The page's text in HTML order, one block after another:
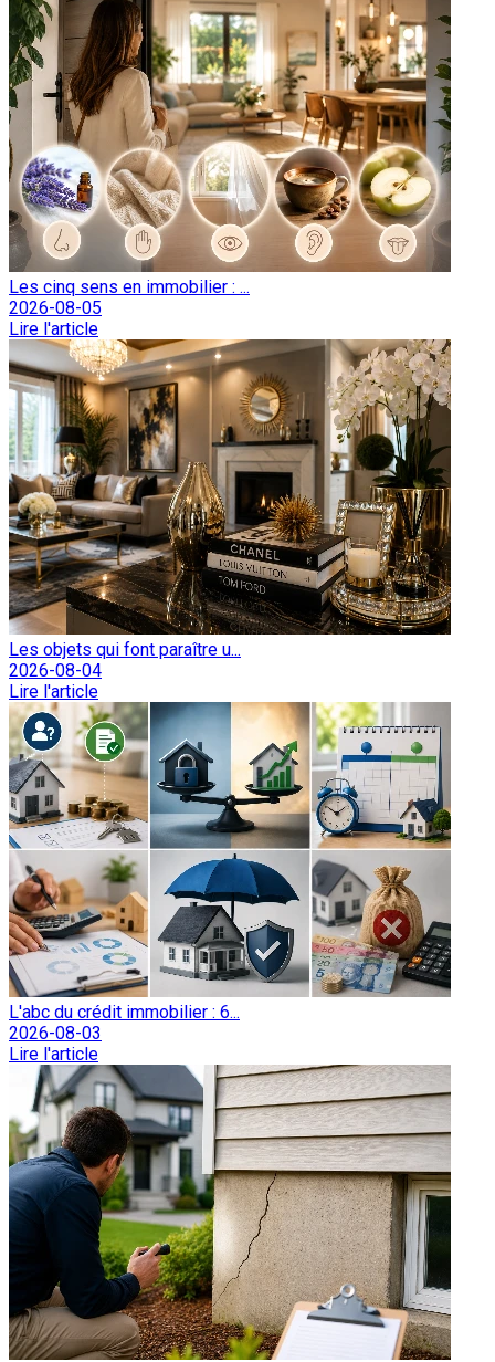
Les cinq sens en immobilier : ...
2026-08-05
Lire l'article
Les objets qui font paraître u...
2026-08-04
Lire l'article
L'abc du crédit immobilier : 6...
2026-08-03
Lire l'article